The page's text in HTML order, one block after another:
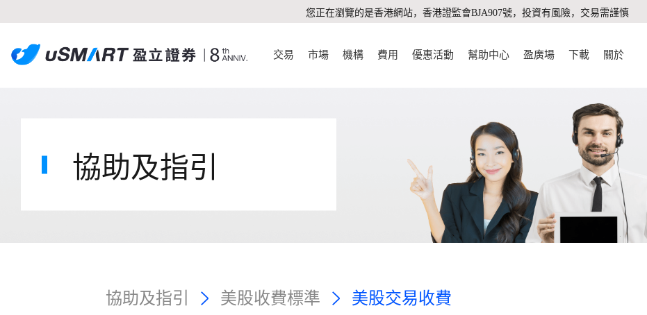
您正在瀏覽的是香港網站，香港證監會BJA907號，投資有風險，交易需謹慎
交易 市場 機構 費用 優惠活動 幫助中心 盈廣場 下載 關於
協助及指引
協助及指引 美股收費標準 美股交易收費